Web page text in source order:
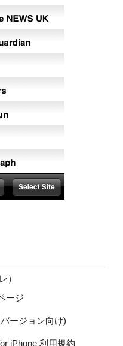
）
ージ
ージョン向け)
iPhone 利用規約